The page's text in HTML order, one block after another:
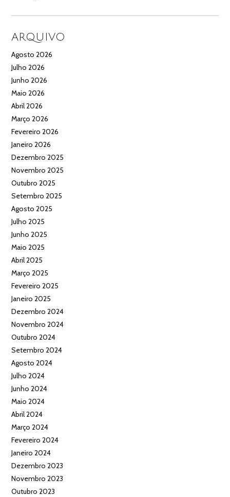
ARQUIVO
Agosto 2026
Julho 2026
Junho 2026
Maio 2026
Abril 2026
Março 2026
Fevereiro 2026
Janeiro 2026
Dezembro 2025
Novembro 2025
Outubro 2025
Setembro 2025
Agosto 2025
Julho 2025
Junho 2025
Maio 2025
Abril 2025
Março 2025
Fevereiro 2025
Janeiro 2025
Dezembro 2024
Novembro 2024
Outubro 2024
Setembro 2024
Agosto 2024
Julho 2024
Junho 2024
Maio 2024
Abril 2024
Março 2024
Fevereiro 2024
Janeiro 2024
Dezembro 2023
Novembro 2023
Outubro 2023